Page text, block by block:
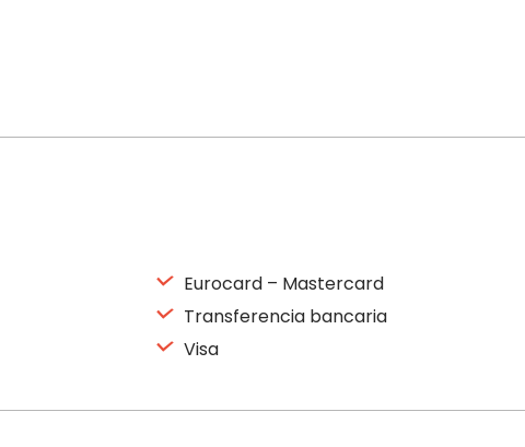
Eurocard – Mastercard
Transferencia bancaria
Visa